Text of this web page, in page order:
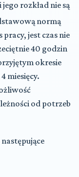
rozkład nie są
normą
jest czas nie
40 godzin
okresie
miesięcy.
od potrzeb